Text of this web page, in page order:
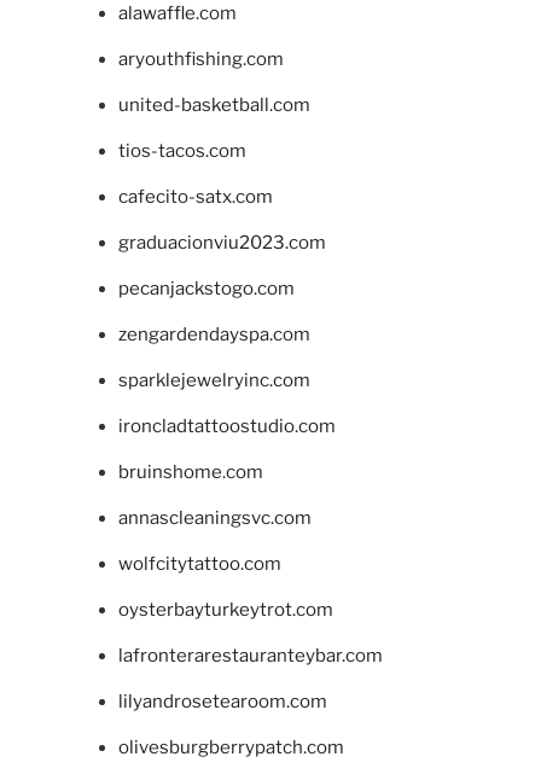
alawaffle.com
aryouthfishing.com
united-basketball.com
tios-tacos.com
cafecito-satx.com
graduacionviu2023.com
pecanjackstogo.com
zengardendayspa.com
sparklejewelryinc.com
ironcladtattoostudio.com
bruinshome.com
annascleaningsvc.com
wolfcitytattoo.com
oysterbayturkeytrot.com
lafronterarestauranteybar.com
lilyandrosetearoom.com
olivesburgberrypatch.com